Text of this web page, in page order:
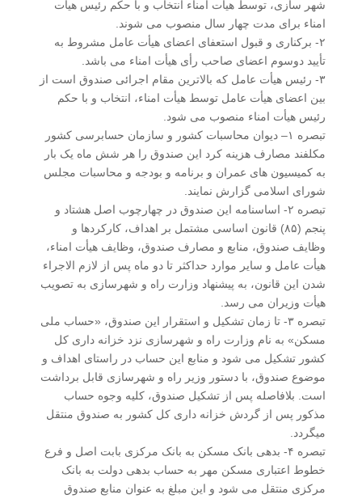
شهر سازی، توسط هیأت امناء انتخاب و با حکم رئیس هیأت
امناء برای مدت چهار سال منصوب می شوند.
۲- برکناری و قبول استعفای اعضای هیأت عامل مشروط به
تأیید دوسوم اعضای صاحب رأی هیأت امناء می باشد.
۳- رئیس هیأت عامل که بالاترین مقام اجرائی صندوق است از
بین اعضای هیأت عامل توسط هیأت امناء، انتخاب و با حکم
رئیس هیأت امناء منصوب می شود.
تبصره ۱– دیوان محاسبات کشور و سازمان حسابرسی کشور
مکلفند مصارف هزینه کرد این صندوق را هر شش ماه یک بار
به کمیسیون های عمران و برنامه و بودجه و محاسبات مجلس
شورای اسلامی گزارش نمایند.
تبصره ۲- اساسنامه این صندوق در چهارچوب اصل هشتاد و
پنجم (۸۵) قانون اساسی مشتمل بر اهداف، کارکردها و
وظایف صندوق، منابع و مصارف صندوق، وظایف هیأت امناء،
هیأت عامل و سایر موارد حداکثر تا دو ماه پس از لازم الاجراء
شدن این قانون، به پیشنهاد وزارت راه و شهرسازی به تصویب
هیأت وزیران می رسد.
تبصره ۳- تا زمان تشکیل و استقرار این صندوق، «حساب ملی
مسکن» به نام وزارت راه و شهرسازی نزد خزانه داری کل
کشور تشکیل می شود و منابع این حساب در راستای اهداف و
موضوع صندوق، با دستور وزیر راه و شهرسازی قابل برداشت
است. بلافاصله پس از تشکیل صندوق، کلیه وجوه حساب
مذکور پس از گردش خزانه داری کل کشور به صندوق منتقل
می­گردد.
تبصره ۴- بدهی بانک مسکن به بانک مرکزی بابت اصل و فرع
خطوط اعتباری مسکن مهر به حساب بدهی دولت به بانک
مرکزی منتقل می شود و این مبلغ به عنوان منابع صندوق